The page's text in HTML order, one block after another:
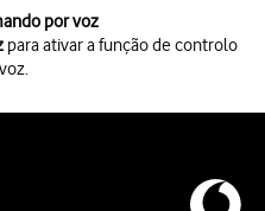
por voz
para ativar a função de controlo
o que pretende que a TV Box faça,